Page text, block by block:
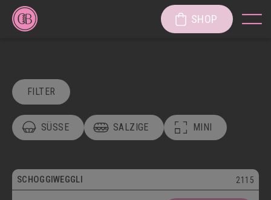
SHOP
FILTER
SÜSSE SALZIGE MINI
SÜSSE KÖSTLICHKEITEN
SCHOGGIWEGGLI 2115